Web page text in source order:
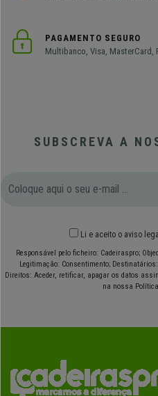
PAGAMENTO SEGURO
Multibanco, Visa, MasterCard,
SUBSCREVA A
Li e aceito o aviso legal
Responsável pelo ficheiro: Cadeiraspro;
Legitimação: Consentimento;
Direitos: Aceder, retificar, apagar os datos
na nossa